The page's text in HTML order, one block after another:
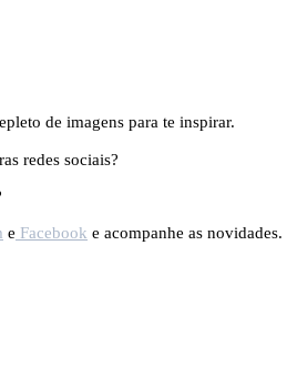
de imagens para te inspirar.
redes sociais?
e Facebook e acompanhe as novidades.